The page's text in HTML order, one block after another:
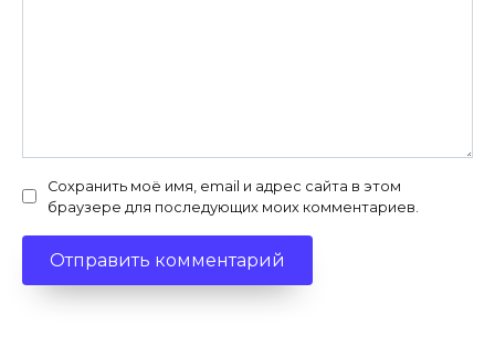
Сохранить моё имя, email и адрес сайта в этом
браузере для последующих моих комментариев.